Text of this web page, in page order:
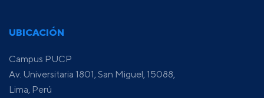
UBICACIÓN
Campus PUCP
Av. Universitaria 1801, San Miguel, 15088,
Lima, Perú